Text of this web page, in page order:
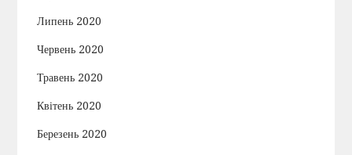
Липень 2020
Червень 2020
Травень 2020
Квітень 2020
Березень 2020